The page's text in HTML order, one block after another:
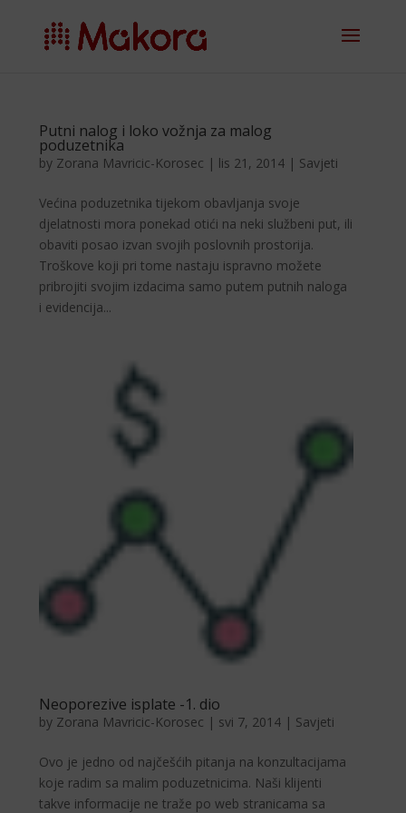
Putni nalog i loko vožnja za malog
poduzetnika
by Zorana Mavricic-Korosec | lis 21, 2014 | Savjeti
Većina poduzetnika ti­jekom obavljanja svoje
djelatnosti mora ponekad otići na neki službeni put, ili
oba­viti posao izvan svojih pos­lovnih prostorija.
Troškove koji pri tome nastaju is­prav­no možete
pribrojiti svojim izdacima samo putem putnih naloga
i evidencija...
Neoporezive isplate -1. dio
by Zorana Mavricic-Korosec | svi 7, 2014 | Savjeti
Ovo je jedno od najčešćih pitanja na konzultacijama
koje radim sa malim poduzetnicima. Naši klijenti
takve informacije ne traže po web stranicama sa